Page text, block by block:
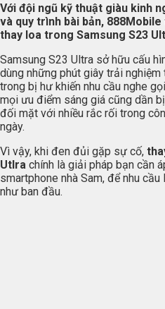
Với đội ngũ kỹ thuật giàu kinh
và quy trình bài bản,
thay loa trong Samsung S23
Samsung S23 Ultra sở hữu cấu
dùng những phút giây trải nghiệm
trong bị hư khiến nhu cầu nghe
mọi ưu điểm sáng giá cũng dần
đối mặt với nhiều rắc rối trong
ngày.
Vì vậy, khi đen đủi gặp sự cố,
Utlra chính là giải pháp bạn cần
smartphone nhà Sam, để nhu
như ban đầu.